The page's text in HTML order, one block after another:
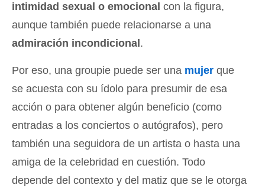
intimidad sexual o emocional con la figura,
aunque también puede relacionarse a una
admiración incondicional .
Por eso, una groupie puede ser una mujer que
se acuesta con su ídolo para presumir de esa
acción o para obtener algún beneficio (como
entradas a los conciertos o autógrafos), pero
también una seguidora de un artista o hasta una
amiga de la celebridad en cuestión. Todo
depende del contexto y del matiz que se le otorga